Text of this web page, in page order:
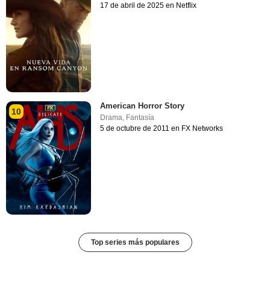
17 de abril de 2025 en Netflix
10
American Horror Story
Drama Fantasía
5 de octubre de 2011 en FX Networks
Top series más populares